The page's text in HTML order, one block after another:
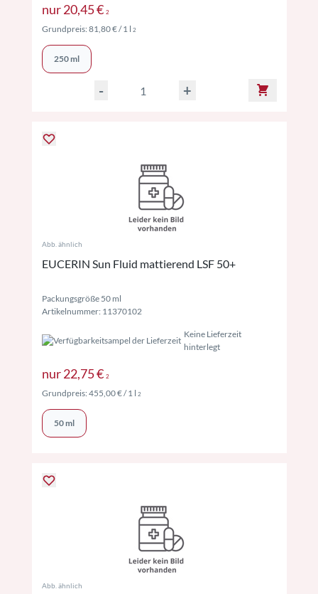
nur20,45 € 2Preise inkl. MwSt. ggf. zzgl. Versand
Grundpreis:81,80 €/ 1 l 2Preise inkl. MwSt. ggf. zzgl. Versand
250 ml
- +
Abb. ähnlich
EUCERIN Sun Fluid mattierend LSF 50+
Packungsgröße 50 ml
Artikelnummer: 11370102
Keine Lieferzeit
hinterlegt
nur22,75 € 2Preise inkl. MwSt. ggf. zzgl. Versand
Grundpreis:455,00 €/ 1 l 2Preise inkl. MwSt. ggf. zzgl. Versand
50 ml
Abb. ähnlich